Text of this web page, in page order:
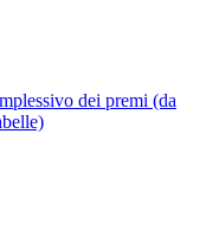
dei premi (da